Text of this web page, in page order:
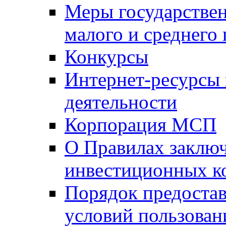
Меры
малого и среднего
Конкурсы
Интернет-
деятельности
Корпорация МСП
О Правилах
инвестиционных
Порядок
условий